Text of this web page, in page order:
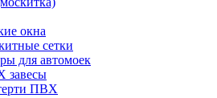
окна
сетки
для автомоек
завесы
ПВХ